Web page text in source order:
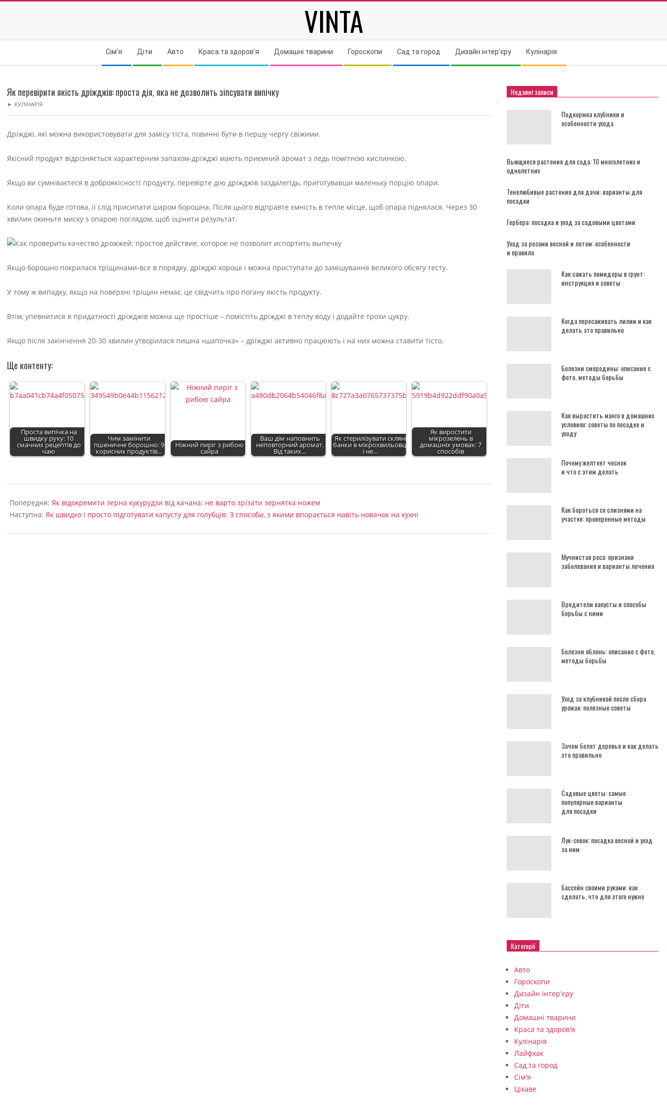
VINTA
Сім’я Діти Авто Краса та здоров’я Домашні тварини Гороскопи Сад та город Дизайн інтер’єру Кулінарія
Як перевірити якість дріжджів: проста дія, яка не дозволить зіпсувати випічку
➤ КУЛІНАРІЯ
Дріжджі, які можна використовувати для замісу тіста, повинні бути в першу чергу свіжими.
Якісний продукт відрізняється характерним запахом-дріжджі мають приємний аромат з ледь помітною кислинкою.
Якщо ви сумніваєтеся в доброякісності продукту, перевірте дію дріжджів заздалегідь, приготувавши маленьку порцію опари.
Коли опара буде готова, її слід присипати шаром борошна. Після цього відправте ємність в тепле місце, щоб опара піднялася. Через 30
хвилин окиньте миску з опарою поглядом, щоб оцінити результат.
Якщо борошно покрилася тріщинами-все в порядку, дріжджі хороші і можна приступати до замішування великого обсягу тесту.
У тому ж випадку, якщо на поверхні тріщин немає, це свідчить про погану якість продукту.
Втім, упевнитися в придатності дріжджів можна ще простіше – помістіть дріжджі в теплу воду і додайте трохи цукру.
Якщо після закінчення 20-30 хвилин утворилася пишна «шапочка» – дріжджі активно працюють і на них можна ставити тісто.
Ще контенту:
Проста випічка на
швидку руку: 10
смачних рецептів до
чаю
Чим замінити
пшеничне борошно: 9
корисних продуктів…
Ніжний пиріг з рибою
сайра
Ваш дім наповнить
неповторний аромат.
Від таких…
Як стерилізувати скляні
банки в мікрохвильовці
і не…
Як виростити
мікрозелень в
домашніх умовах: 7
способів
09-
04
Попередня: Як відокремити зерна кукурудзи від качана: не варто зрізати зернятка ножем
Наступна: Як швидко і просто підготувати капусту для голубців: 3 способи, з якими впорається навіть новачок на кухні
Недавні записи
Подкормка клубники и
особенности ухода
Вьющиеся растения для сада: 10 многолетних и
однолетних
Тенелюбивые растения для дачи: варианты для
посадки
Гербера: посадка и уход за садовыми цветами
Уход за розами весной и летом: особенности
и правила
Как сажать помидоры в грунт:
инструкция и советы
Когда пересаживать лилии и как
делать это правильно
Болезни смородины: описание с
фото, методы борьбы
Как вырастить манго в домашних
условиях: советы по посадке и
уходу
Почему желтеет чеснок
и что с этим делать
Как бороться со слизнями на
участке: проверенные методы
Мучнистая роса: признаки
заболевания и варианты лечения
Вредители капусты и способы
борьбы с ними
Болезни яблонь: описание с фото,
методы борьбы
Уход за клубникой после сбора
урожая: полезные советы
Зачем белят деревья и как делать
это правильно
Садовые цветы: самые
популярные варианты
для посадки
Лук-севок: посадка весной и уход
за ним
Бассейн своими руками: как
сделать, что для этого нужно
Категорії
Авто
Гороскопи
Дизайн інтер'єру
Діти
Домашні тварини
Краса та здоров'я
Кулінарія
Лайфхак
Сад та город
Сім'я
Цікаве